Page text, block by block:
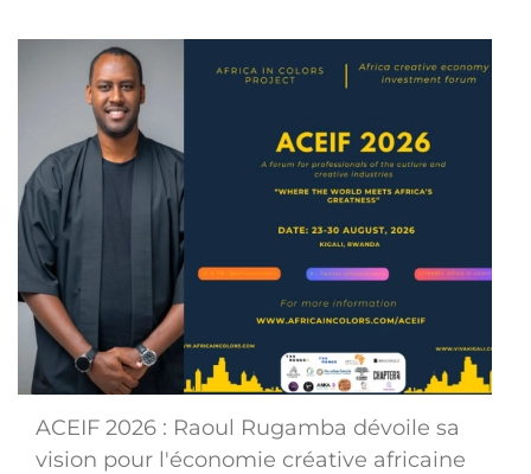
ACEIF 2026 : Raoul Rugamba dévoile sa
vision pour l'économie créative africaine